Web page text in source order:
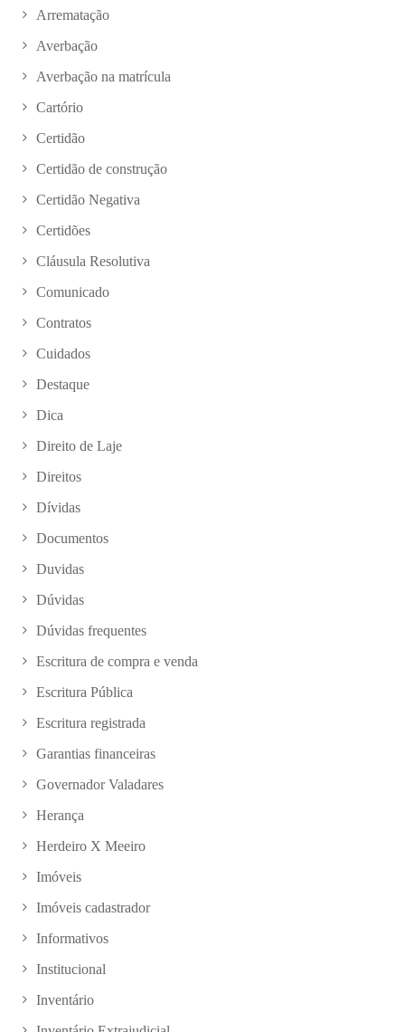
Arrematação
Averbação
Averbação na matrícula
Cartório
Certidão
Certidão de construção
Certidão Negativa
Certidões
Cláusula Resolutiva
Comunicado
Contratos
Cuidados
Destaque
Dica
Direito de Laje
Direitos
Dívidas
Documentos
Duvidas
Dúvidas
Dúvidas frequentes
Escritura de compra e venda
Escritura Pública
Escritura registrada
Garantias financeiras
Governador Valadares
Herança
Herdeiro X Meeiro
Imóveis
Imóveis cadastrador
Informativos
Institucional
Inventário